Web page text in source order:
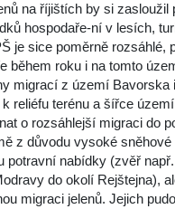
na říjištích by si zasloužil
hospodaře-ní v lesích,
je sice poměrně rozsáhlé,
během roku i na tomto
migrací z území Bavorska
reliéfu terénu a šířce
o rozsáhlejší migraci do
z důvodu vysoké
potravní nabídky (zvěř
do okolí Rejštejna),
migraci jelenů. Jejich